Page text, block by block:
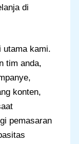
di
utama kami.
tim anda,
konten,
pemasaran